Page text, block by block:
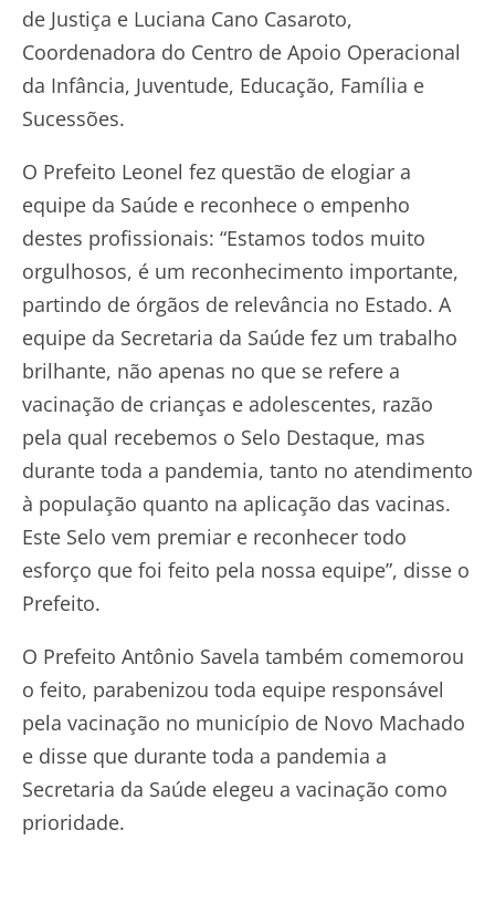
de Justiça e Luciana Cano Casaroto,
Coordenadora do Centro de Apoio Operacional
da Infância, Juventude, Educação, Família e
Sucessões.
O Prefeito Leonel fez questão de elogiar a
equipe da Saúde e reconhece o empenho
destes profissionais: “Estamos todos muito
orgulhosos, é um reconhecimento importante,
partindo de órgãos de relevância no Estado. A
equipe da Secretaria da Saúde fez um trabalho
brilhante, não apenas no que se refere a
vacinação de crianças e adolescentes, razão
pela qual recebemos o Selo Destaque, mas
durante toda a pandemia, tanto no atendimento
à população quanto na aplicação das vacinas.
Este Selo vem premiar e reconhecer todo
esforço que foi feito pela nossa equipe”, disse o
Prefeito.
O Prefeito Antônio Savela também comemorou
o feito, parabenizou toda equipe responsável
pela vacinação no município de Novo Machado
e disse que durante toda a pandemia a
Secretaria da Saúde elegeu a vacinação como
prioridade.